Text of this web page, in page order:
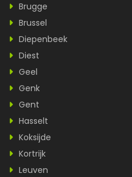
Brugge
Brussel
Diepenbeek
Diest
Geel
Genk
Gent
Hasselt
Koksijde
Kortrijk
Leuven